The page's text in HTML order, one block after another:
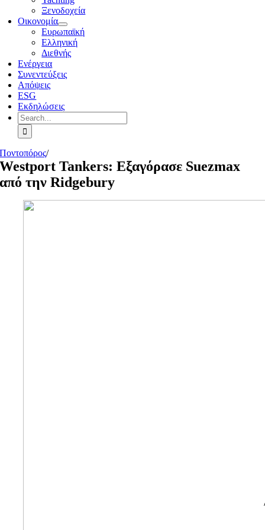
Ξενοδοχεία
Οικονομία
Ευρωπαϊκή
Ελληνική
Διεθνής
Ενέργεια
Συνεντεύξεις
Απόψεις
ESG
Εκδηλώσεις
Search
for:
Ποντοπόρος/
Westport Tankers: Εξαγόρασε Suezmax
από την Ridgebury